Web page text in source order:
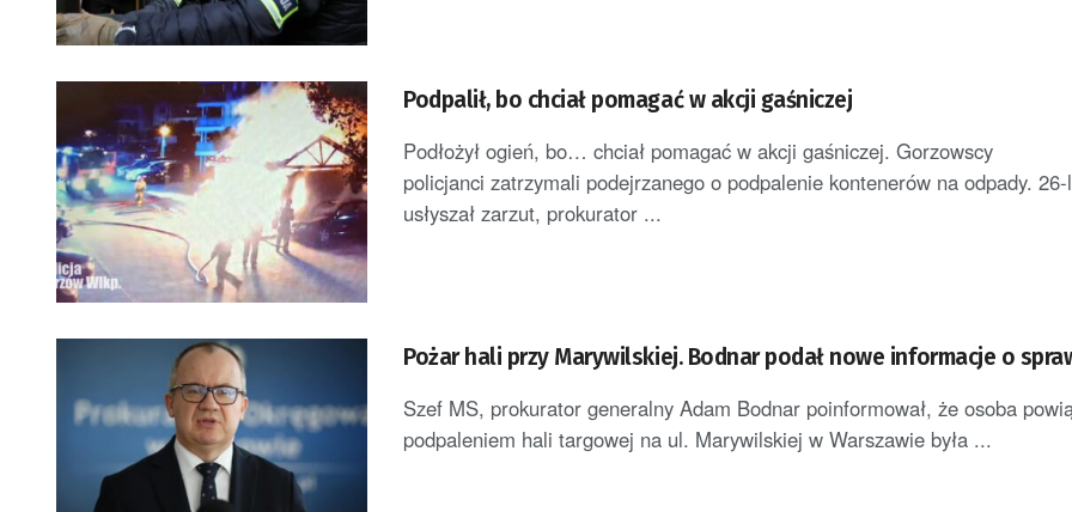
Podpalił, bo chciał pomagać w akcji gaśniczej
Podłożył ogień, bo… chciał pomagać w akcji gaśniczej. Gorzowscy
policjanci zatrzymali podejrzanego o podpalenie kontenerów na odpady.
usłyszał zarzut, prokurator ...
Pożar hali przy Marywilskiej. Bodnar podał nowe informacje o
Szef MS, prokurator generalny Adam Bodnar poinformował, że osoba
podpaleniem hali targowej na ul. Marywilskiej w Warszawie była ...